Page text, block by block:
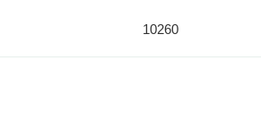
10260